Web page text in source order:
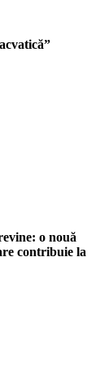
o nouă
contribuie la